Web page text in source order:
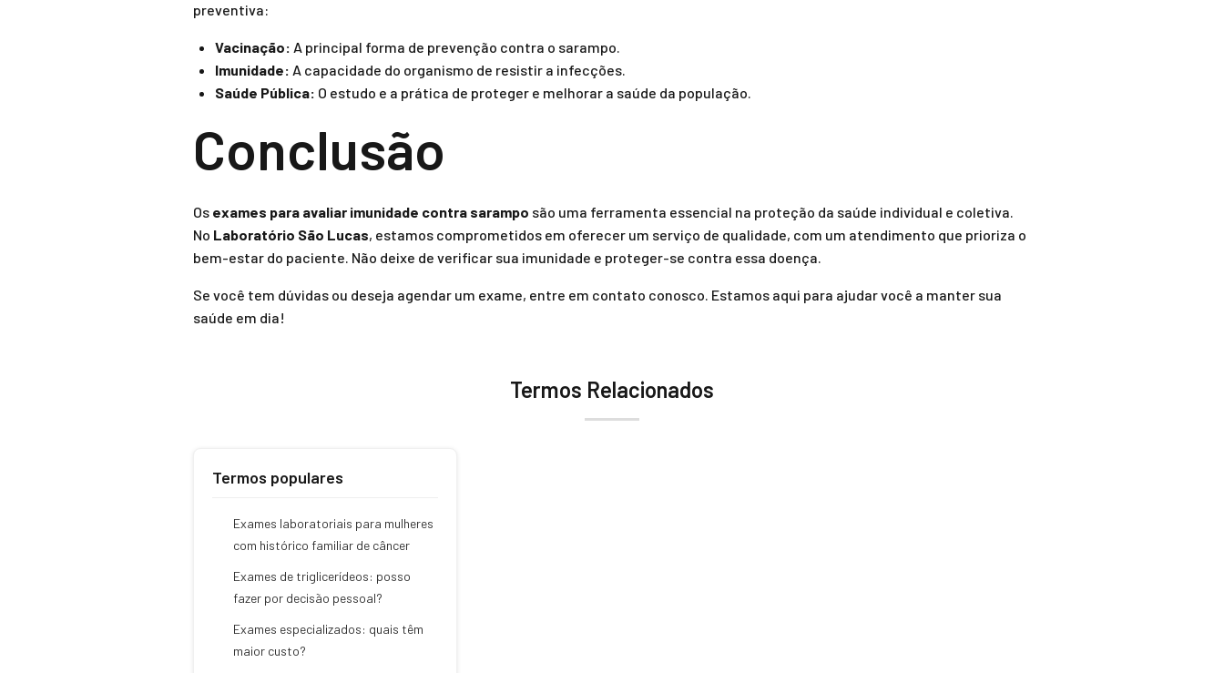
preventiva:
Vacinação: A principal forma de prevenção contra o sarampo.
Imunidade: A capacidade do organismo de resistir a infecções.
Saúde Pública: O estudo e a prática de proteger e melhorar a saúde da população.
Conclusão
Os exames para avaliar imunidade contra sarampo são uma ferramenta essencial na proteção da saúde individual e coletiva.
No Laboratório São Lucas, estamos comprometidos em oferecer um serviço de qualidade, com um atendimento que prioriza o
bem-estar do paciente. Não deixe de verificar sua imunidade e proteger-se contra essa doença.
Se você tem dúvidas ou deseja agendar um exame, entre em contato conosco. Estamos aqui para ajudar você a manter sua
saúde em dia!
Termos Relacionados
Termos populares
Exames laboratoriais para mulheres
com histórico familiar de câncer
Exames de triglicerídeos: posso
fazer por decisão pessoal?
Exames especializados: quais têm
maior custo?